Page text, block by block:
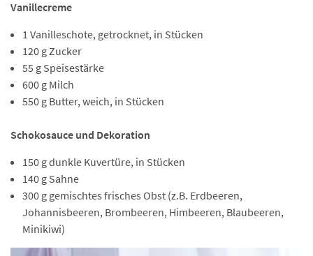
Vanillecreme
1 Vanilleschote, getrocknet, in Stücken
120 g Zucker
55 g Speisestärke
600 g Milch
550 g Butter, weich, in Stücken
Schokosauce und Dekoration
150 g dunkle Kuvertüre, in Stücken
140 g Sahne
300 g gemischtes frisches Obst (z.B. Erdbeeren,
Johannisbeeren, Brombeeren, Himbeeren, Blaubeeren,
Minikiwi)